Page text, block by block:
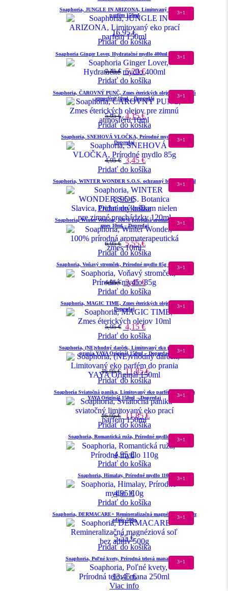
Soaphoria, JUNGLE IN ARIZONA, Limitovaný eko prací
parfém 150ml
16,95€
3+1
Pridať do košíka
Soaphoria Ginger Lover, Hydratačné mydlo 400ml – Dopredaj
7,45€ 5,20€
3+1
Pridať do košíka
Soaphoria, ČAROVNÝ PUNČ, Zmes éterických olejov pre zimnú
atmosféru 10ml – Dopredaj
5,95€ 4,15€
3+1
Pridať do košíka
Soaphoria, SNEHOVÁ VLOČKA, Prírodné mydlo 85g –
Dopredaj
4,95€ 3,45 €
3+1
Pridať do košíka
Soaphoria, WINTER WONDER S.O.S. ochranný balzam 120ml
8,95€
3+1
Pridať do košíka
Soaphoria, Winter Wonder, 100% prírodná aromaterapeutická
zmes 10ml – Dopredaj
6,95€ 5,55€
3+1
Pridať do košíka
Soaphoria, Voňavý stromček, Prírodné mydlo 85g – Dopredaj
4,95€ 3,45€
3+1
Pridať do košíka
Soaphoria, MAGIC TIME, Zmes éterických olejov 10ml –
Dopredaj
5,95€ 4,15€
3+1
Pridať do košíka
Soaphoria, (NE)vhodný darček, Limitovaný eko parfém do
prania YAYA Originál 150ml – Dopredaj
16,95€ 11,85€
3+1
Pridať do košíka
Soaphoria Sviatočná panika, Limitovaný eko parfém do prania
YAYA Originál 150ml – Dopredaj
16,95€ 11,85€
3+1
Pridať do košíka
Soaphoria, Romantická ruža, Prírodné mydlo 110g
4,95€
3+1
Pridať do košíka
Soaphoria, Himalay, Prírodné mydlo 110g
4,95€
3+1
Pridať do košíka
Soaphoria, DERMACARE+ Remineralizačná magnéziová soľ bez
aditív 500g
5,55€
3+1
Pridať do košíka
Soaphoria, Poľné kvety, Prírodná telová mana 250ml
13,45€
3+1
Viac info